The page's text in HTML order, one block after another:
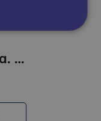
Mangas māksla. Krāsojamā grāmata